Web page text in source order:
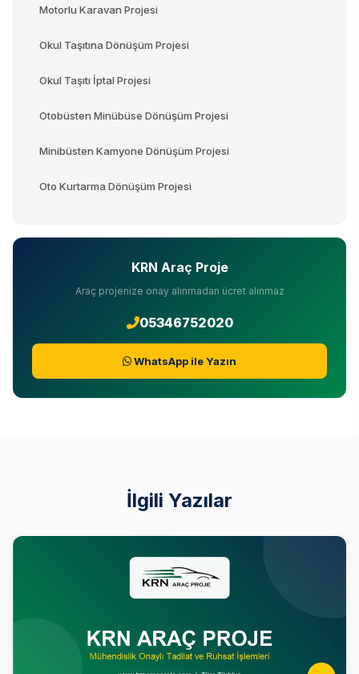
Motorlu Karavan Projesi
Okul Taşıtına Dönüşüm Projesi
Okul Taşıtı İptal Projesi
Otobüsten Minübüse Dönüşüm Projesi
Minibüsten Kamyone Dönüşüm Projesi
Oto Kurtarma Dönüşüm Projesi
KRN Araç Proje
Araç projenize onay alınmadan ücret alınmaz
05346752020
WhatsApp ile Yazın
İlgili Yazılar